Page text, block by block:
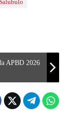
APBD 2026